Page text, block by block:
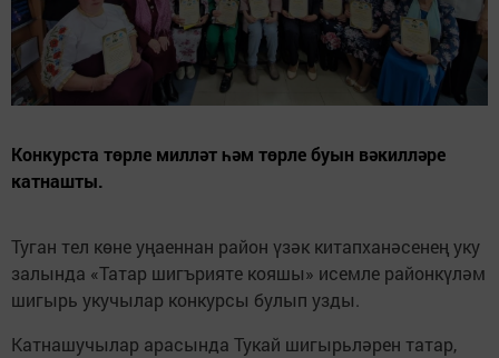
Конкурста төрле милләт һәм төрле буын вәкилләре
катнашты.
Туган тел көне уңаеннан район үзәк китапханәсенең уку
залында «Татар шигърияте кояшы» исемле районкүләм
шигырь укучылар конкурсы булып узды.
Катнашучылар арасында Тукай шигырьләрен татар,